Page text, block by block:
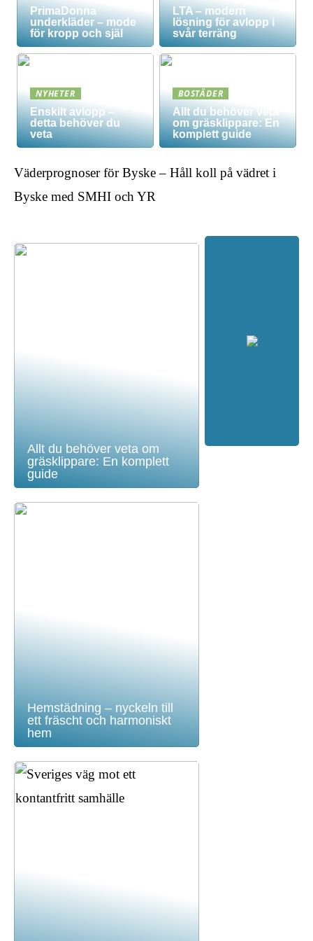
PrimaDonna
underkläder – mode
för kropp och själ
LTA – modern
lösning för avlopp i
svår terräng
NYHETER
Enskilt avlopp –
detta behöver du
veta
BOSTÄDER
Allt du behöver veta
om gräsklippare: En
komplett guide
Väderprognoser för Byske – Håll koll på vädret i
Byske med SMHI och YR
Allt du behöver veta om
gräsklippare: En komplett
guide
Hemstädning – nyckeln till
ett fräscht och harmoniskt
hem